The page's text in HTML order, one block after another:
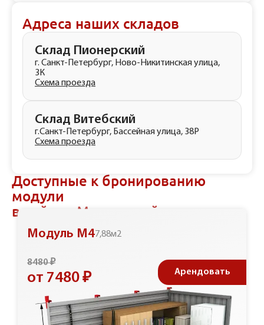
Адреса наших складов
Склад Пионерский
г. Санкт-Петербург, Ново-Никитинская улица,
3К
Схема проезда
Склад Витебский
г.Санкт-Петербург, Бассейная улица, 38Р
Схема проезда
Доступные к бронированию
модули
в районе Московский
Модуль М47,88м2
8480 ₽
от 7480 ₽ Арендовать